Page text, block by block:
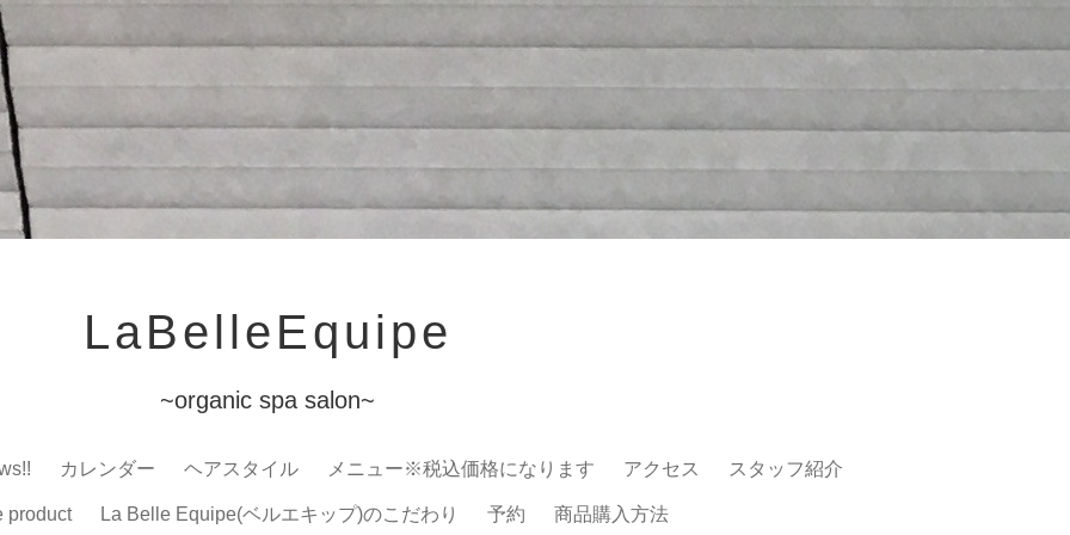
LaBelleEquipe
~organic spa salon~
カレンダー ヘアスタイル メニュー※税込価格になります アクセス スタッフ紹介
product La Belle Equipe(ベルエキップ)のこだわり 予約 商品購入方法